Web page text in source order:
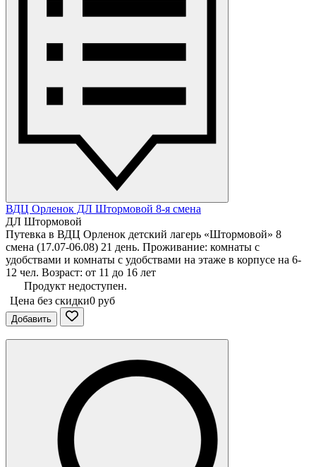
ВДЦ Орленок ДЛ Штормовой 8-я смена
ДЛ Штормовой
Путевка в ВДЦ Орленок детский лагерь «Штормовой» 8
смена (17.07-06.08) 21 день. Проживание: комнаты с
удобствами и комнаты с удобствами на этаже в корпусе на 6-
12 чел. Возраст: от 11 до 16 лет
Продукт недоступен.
Цена без скидки0 руб
Добавить